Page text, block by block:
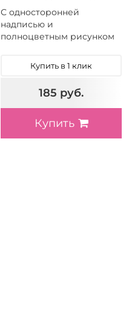
С односторонней
надписью и
полноцветным рисунком
Купить в 1 клик
185 руб.
Купить